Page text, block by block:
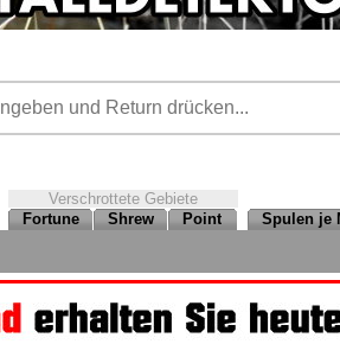
Verschrottete Gebiete
Fortune Shrew Point Spulen je